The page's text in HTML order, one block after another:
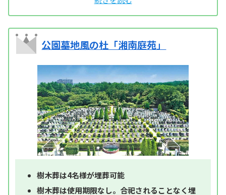
公園墓地風の杜「湘南庭苑」
樹木葬は4名様が埋葬可能
樹木葬は使用期限なし。合祀されることなく埋